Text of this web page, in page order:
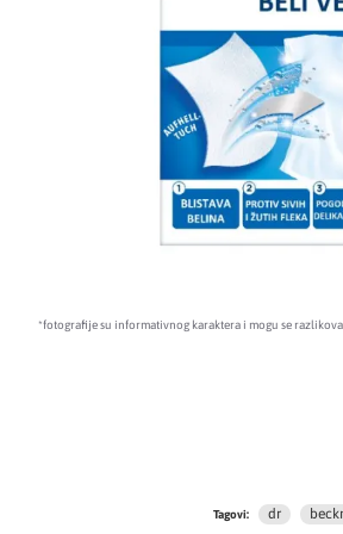
*fotografije su informativnog karaktera i mogu se
Tagovi: dr